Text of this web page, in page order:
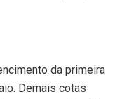
da primeira
Demais cotas